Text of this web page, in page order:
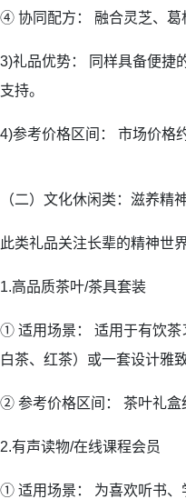
④ 协同配方： 融合灵芝、葛
3)礼品优势： 同样具备便捷
支持。
4)参考价格区间： 市场价格
（二）文化休闲类：滋养精
此类礼品关注长辈的精神世
1.高品质茶叶/茶具套装
① 适用场景： 适用于有饮茶
白茶、红茶）或一套设计雅
② 参考价格区间： 茶叶礼盒
2.有声读物/在线课程会员
① 适用场景： 为喜欢听书、